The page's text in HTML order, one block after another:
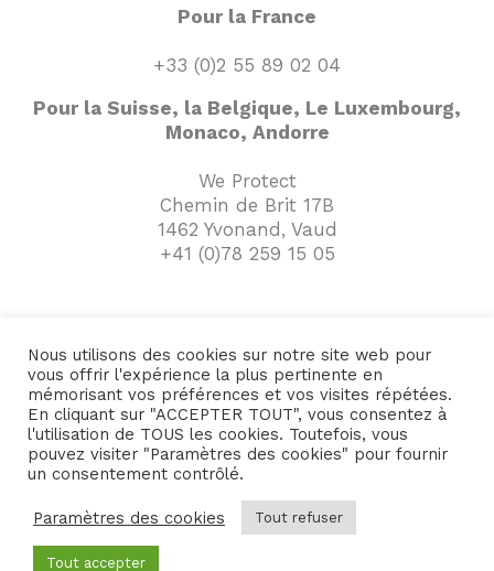
Pour la France
+33 (0)2 55 89 02 04
Pour la Suisse, la Belgique, Le Luxembourg,
Monaco, Andorre
We Protect
Chemin de Brit 17B
1462 Yvonand, Vaud
+41 (0)78 259 15 05
A propos de
We Protect
© 2026 We Protect - Tous
droits réservés
weprotecthealth@protonmail.com -
Mentions légales
Nous utilisons des cookies sur notre site web pour
vous offrir l'expérience la plus pertinente en
mémorisant vos préférences et vos visites répétées.
En cliquant sur "ACCEPTER TOUT", vous consentez à
l'utilisation de TOUS les cookies. Toutefois, vous
pouvez visiter "Paramètres des cookies" pour fournir
un consentement contrôlé.
Paramètres des cookies Tout refuser
Tout accepter